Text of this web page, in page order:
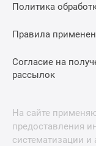
Политика
Правила
Согласие на
рассылок
На сайте
предоставления
систематизации